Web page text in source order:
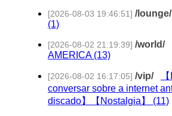
[2026-08-03 19:46:51] /lounge/
(1)
[2026-08-02 21:19:39] /world/
AMERICA (13)
[2026-08-02 16:17:05] /vip/
conversar sobre a internet
discado】【Nostalgia】 (11)